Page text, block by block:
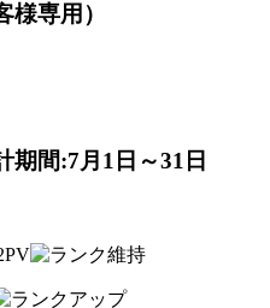
専用）
間:7月1日～31日